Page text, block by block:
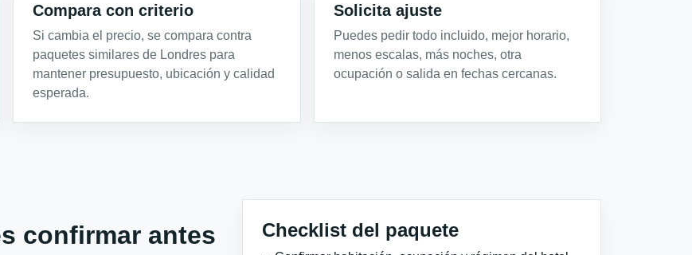
Compara con criterio
Si cambia el precio, se compara contra
paquetes similares de Londres para
mantener presupuesto, ubicación y calidad
esperada.
Solicita ajuste
Puedes pedir todo incluido, mejor horario,
menos escalas, más noches, otra
ocupación o salida en fechas cercanas.
confirmar antes
Checklist del paquete